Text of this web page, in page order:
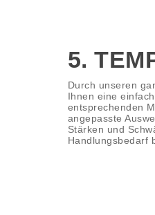
5.
Durch unseren
Ihnen eine
entsprechenden
angepasste
Stärken und
Handlungsbedarf